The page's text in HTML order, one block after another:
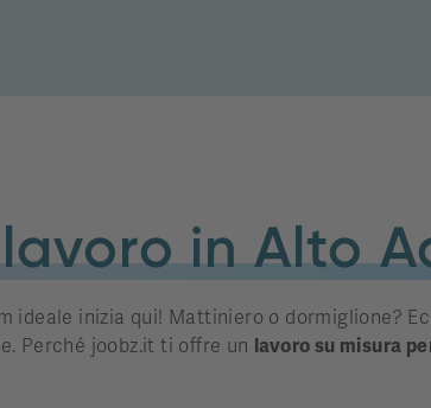
in Alto
ideale inizia qui! Mattiniero o dormiglione?
Perché joobz.it ti offre un lavoro su misura